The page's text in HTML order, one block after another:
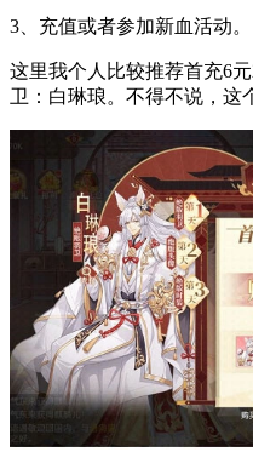
3、充值或者参加新血活动。
这里我个人比较推荐首充6
卫：白琳琅。不得不说，这